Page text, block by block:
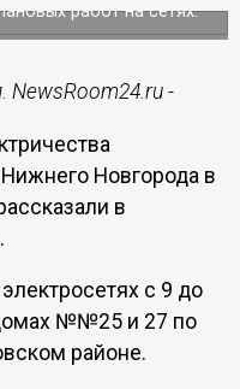
работ на сетях.
NewsRoom24.ru -
Новгорода в
в
с 9 до
№№25 и 27 по
районе.